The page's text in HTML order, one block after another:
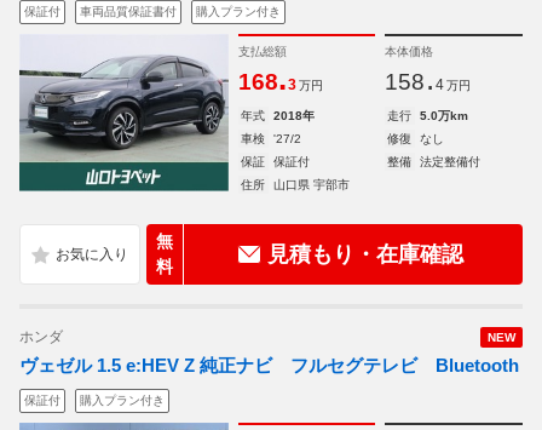
保証付 車両品質保証書付 購入プラン付き
支払総額
168.3 万円
本体価格
158. 4 万円
年式 2018年 走行
5.0万km
車検
'27/2 修復
なし
保証
保証付 整備
法定整備付
住所
山口県 宇部市
無
料
見積もり・在庫確認
NEW
ホンダ
ヴェゼル 1.5 e:HEV Z 純正ナビ フルセグテレビ Bluetooth
保証付 購入プラン付き